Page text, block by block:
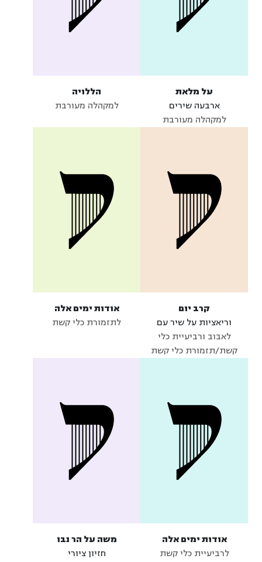
על מלאת
ארבעה שירים
למקהלה מעורבת
הללויה
למקהלה מעורבת
קרב יום
וריאציות על שיר עם
לאבוב ורביעיית כלי
קשת/תזמורת כלי קשת
אודות ימים אלה
לתזמורת כלי קשת
אודות ימים אלה
לרביעיית כלי קשת
משה על הר נבו
חזיון ציורי